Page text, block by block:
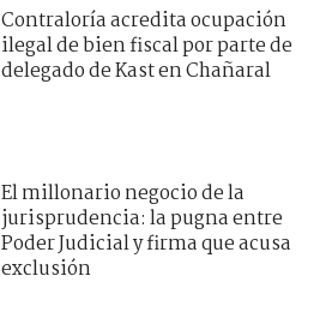
Contraloría acredita ocupación
ilegal de bien fiscal por parte de
delegado de Kast en Chañaral
El millonario negocio de la
jurisprudencia: la pugna entre
Poder Judicial y firma que acusa
exclusión